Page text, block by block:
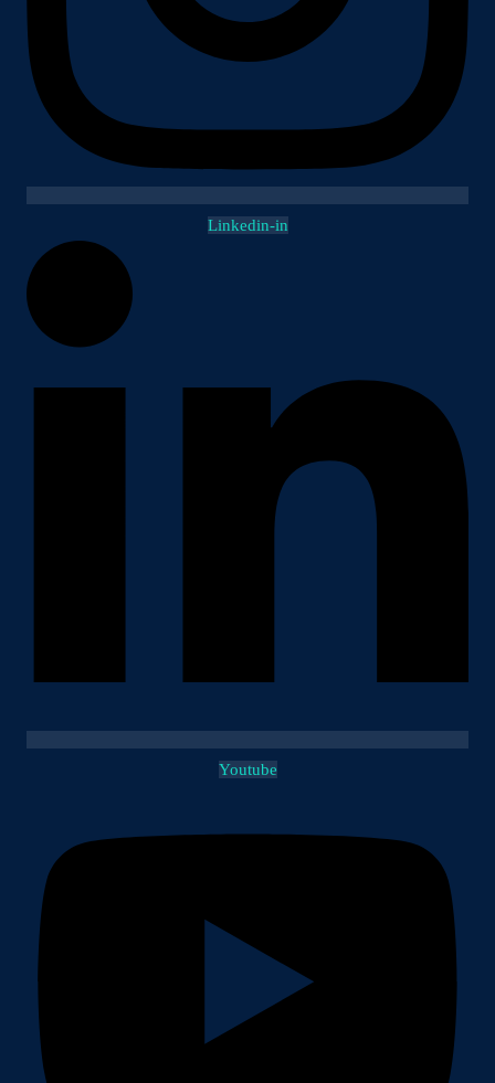
Linkedin-in
Youtube